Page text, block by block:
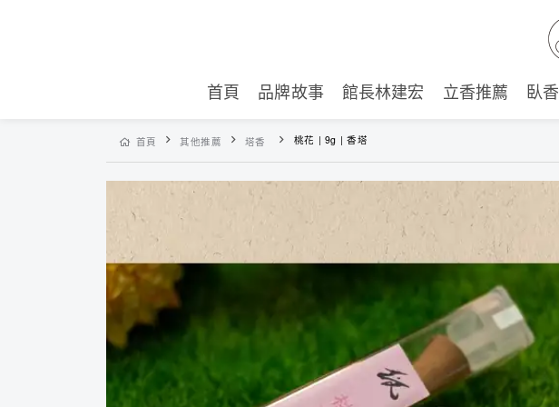
首頁 品牌故事 館長林建宏 立香推薦 臥
首頁 其他推薦 塔香 桃花 | 9g | 香塔